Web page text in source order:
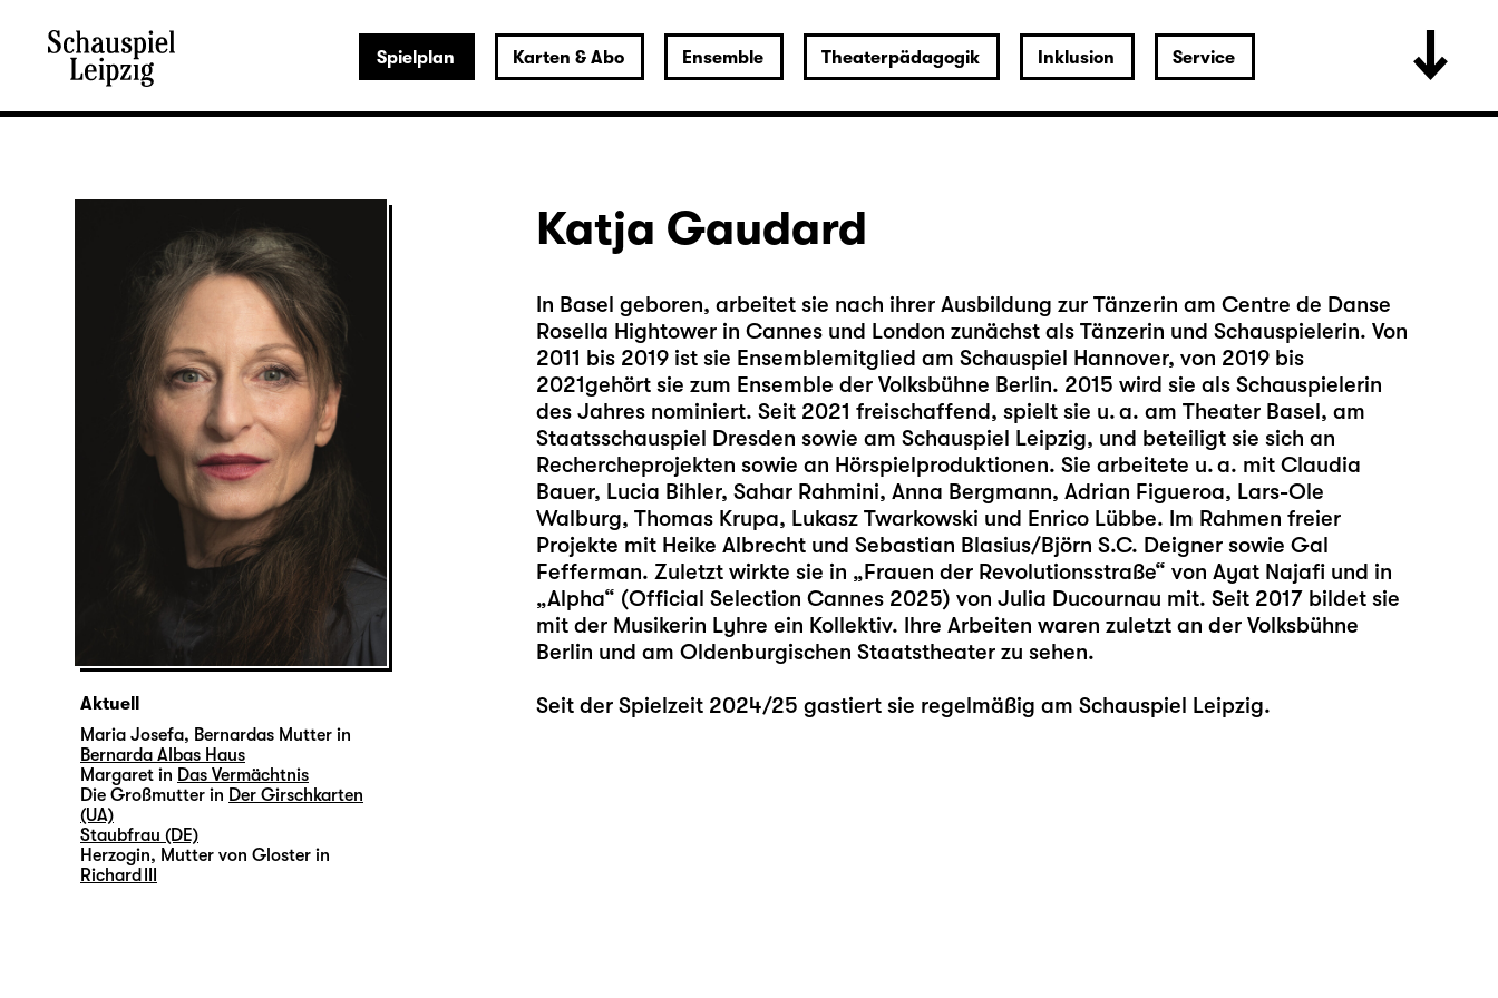
Spielplan Karten & Abo Ensemble Theaterpädagogik Inklusion Service
Katja Gaudard
In Basel geboren, arbeitet sie nach ihrer Ausbildung zur Tänzerin am Centre de Danse
Rosella Hightower in Cannes und London zunächst als Tänzerin und Schauspielerin. Von
2011 bis 2019 ist sie Ensemblemitglied am Schauspiel Hannover, von 2019 bis
2021gehört sie zum Ensemble der Volksbühne Berlin. 2015 wird sie als Schauspielerin
des Jahres nominiert. Seit 2021 freischaffend, spielt sie u. a. am Theater Basel, am
Staatsschauspiel Dresden sowie am Schauspiel Leipzig, und beteiligt sie sich an
Rechercheprojekten sowie an Hörspielproduktionen. Sie arbeitete u. a. mit Claudia
Bauer, Lucia Bihler, Sahar Rahmini, Anna Bergmann, Adrian Figueroa, Lars-Ole
Walburg, Thomas Krupa, Lukasz Twarkowski und Enrico Lübbe. Im Rahmen freier
Projekte mit Heike Albrecht und Sebastian Blasius/Björn S.C. Deigner sowie Gal
Fefferman. Zuletzt wirkte sie in „Frauen der Revolutionsstraße“ von Ayat Najafi und in
„Alpha“ (Official Selection Cannes 2025) von Julia Ducournau mit. Seit 2017 bildet sie
mit der Musikerin Lyhre ein Kollektiv. Ihre Arbeiten waren zuletzt an der Volksbühne
Berlin und am Oldenburgischen Staatstheater zu sehen.
Seit der Spielzeit 2024/25 gastiert sie regelmäßig am Schauspiel Leipzig.
Aktuell
Maria Josefa, Bernardas Mutter in
Bernarda Albas Haus
Margaret in Das Vermächtnis
Die Großmutter in Der Girschkarten
(UA)
Staubfrau (DE)
Herzogin, Mutter von Gloster in
Richard III